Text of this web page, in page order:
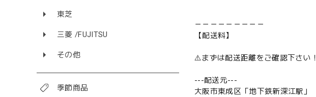
東芝
三菱 /FUJITSU
その他
季節商品
－－－－－－－－－
【配送料】
⚠️まずは配送距離をご確認下さい！
---配送元---
大阪市東成区「地下鉄新深江駅」